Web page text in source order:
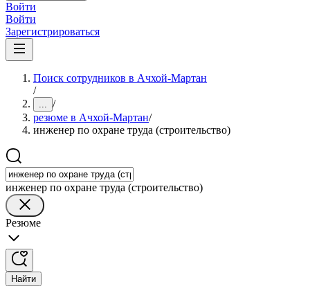
Войти
Войти
Зарегистрироваться
Поиск сотрудников в Ачхой-Мартан
/
... /
резюме в Ачхой-Мартан/
инженер по охране труда (строительство)
инженер по охране труда (строительство)
Резюме
Найти